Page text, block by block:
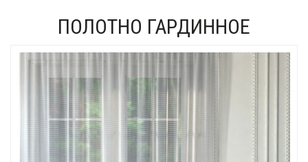
ПОЛОТНО ГАРДИННОЕ